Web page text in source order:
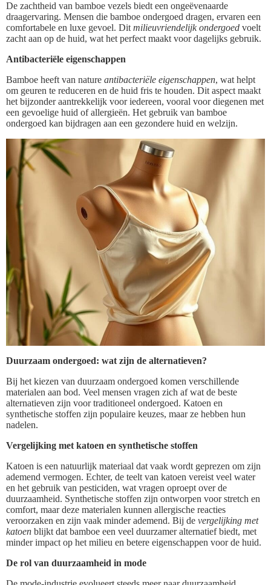
De zachtheid van bamboe vezels biedt een ongeëvenaarde
draagervaring. Mensen die bamboe ondergoed dragen, ervaren een
comfortabele en luxe gevoel. Dit milieuvriendelijk ondergoed voelt
zacht aan op de huid, wat het perfect maakt voor dagelijks gebruik.
Antibacteriële eigenschappen
Bamboe heeft van nature antibacteriële eigenschappen, wat helpt
om geuren te reduceren en de huid fris te houden. Dit aspect maakt
het bijzonder aantrekkelijk voor iedereen, vooral voor diegenen met
een gevoelige huid of allergieën. Het gebruik van bamboe
ondergoed kan bijdragen aan een gezondere huid en welzijn.
Duurzaam ondergoed: wat zijn de alternatieven?
Bij het kiezen van duurzaam ondergoed komen verschillende
materialen aan bod. Veel mensen vragen zich af wat de beste
alternatieven zijn voor traditioneel ondergoed. Katoen en
synthetische stoffen zijn populaire keuzes, maar ze hebben hun
nadelen.
Vergelijking met katoen en synthetische stoffen
Katoen is een natuurlijk materiaal dat vaak wordt geprezen om zijn
ademend vermogen. Echter, de teelt van katoen vereist veel water
en het gebruik van pesticiden, wat vragen oproept over de
duurzaamheid. Synthetische stoffen zijn ontworpen voor stretch en
comfort, maar deze materialen kunnen allergische reacties
veroorzaken en zijn vaak minder ademend. Bij de vergelijking met
katoen blijkt dat bamboe een veel duurzamer alternatief biedt, met
minder impact op het milieu en betere eigenschappen voor de huid.
De rol van duurzaamheid in mode